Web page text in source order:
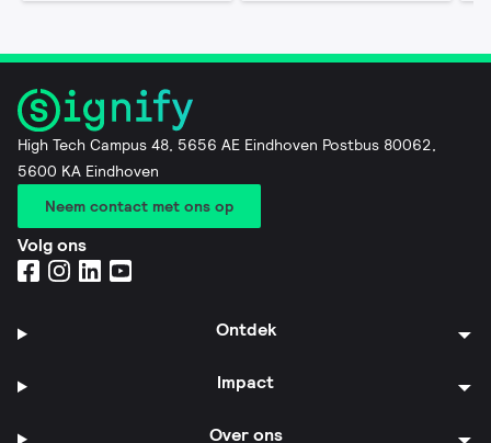
High Tech Campus 48, 5656 AE Eindhoven Postbus 80062,
5600 KA Eindhoven
Neem contact met ons op
Volg ons
Ontdek
Impact
Over ons